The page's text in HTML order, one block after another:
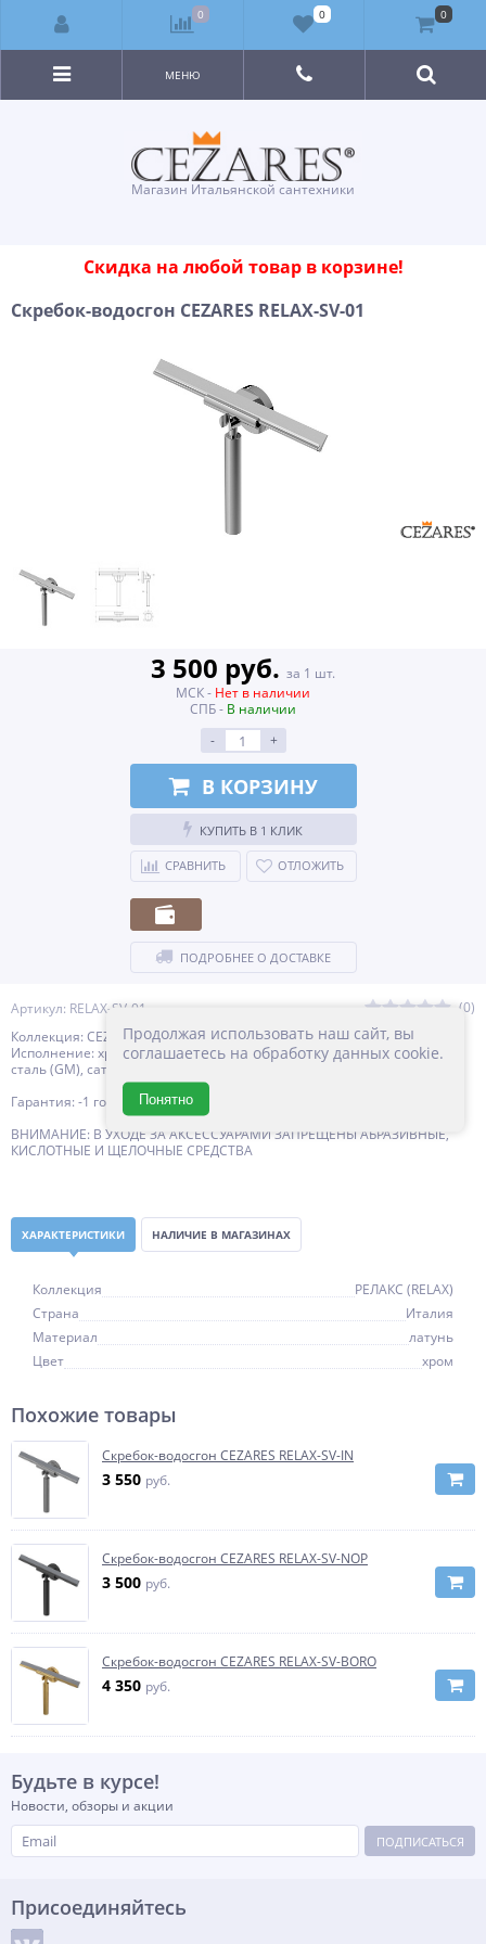
Магазин Итальянской сантехники
МЕНЮ
Скидка на любой товар в корзине!
Скребок-водосгон CEZARES RELAX-SV-01
Артикул: RELAX-SV-01
(0)
Коллекция: CEZARES
Исполнение: хром (01), брашированное золото (BORO), оружейная
сталь (GM), сатин (IN), черный матовый (NOP)
Гарантия: -1 год с даты продажи
ВНИМАНИЕ: В УХОДЕ ЗА АКСЕССУАРАМИ ЗАПРЕЩЕНЫ АБРАЗИВНЫЕ,
КИСЛОТНЫЕ И ЩЕЛОЧНЫЕ СРЕДСТВА
3 500 руб. за 1 шт.
МСК - Нет в наличии
СПБ - В наличии
-
+
В КОРЗИНУ
КУПИТЬ В 1 КЛИК
СРАВНИТЬ ОТЛОЖИТЬ
ПОДРОБНЕЕ О ДОСТАВКЕ
ХАРАКТЕРИСТИКИ НАЛИЧИЕ В МАГАЗИНАХ
Коллекция
РЕЛАКС (RELAX)
Страна
Италия
Материал
латунь
Цвет
хром
Похожие товары
Скребок-водосгон CEZARES RELAX-SV-IN
3 550 руб.
Скребок-водосгон CEZARES RELAX-SV-NOP
3 500 руб.
Скребок-водосгон CEZARES RELAX-SV-BORO
4 350 руб.
Будьте в курсе!
Новости, обзоры и акции
ПОДПИСАТЬСЯ
Присоединяйтесь
0 0 0
Продолжая использовать наш сайт, вы
соглашаетесь на обработку данных cookie.
Понятно